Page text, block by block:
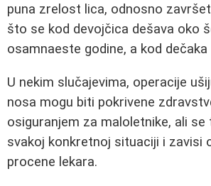
puna zrelost lica, odnosno
što se kod devojčica dešava oko
osamnaeste godine, a kod
U nekim slučajevima, operacije
nosa mogu biti pokrivene
osiguranjem za maloletnike, ali se
svakoj konkretnoj situaciji i zavisi
procene lekara.